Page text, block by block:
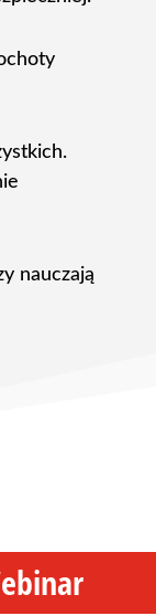
nauczają